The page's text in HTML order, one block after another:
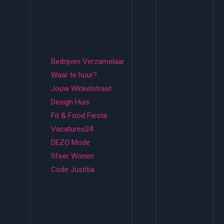
Bedrijven Verzamelaar
Waar te huur?
Jouw Winkelstraat
Design Huis
Fit & Food Fiesta
Vacatures24
DEZO Mode
Sfeer Wonen
Code Justitia